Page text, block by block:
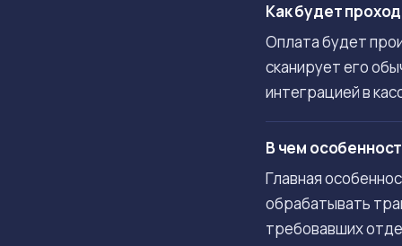
Как будет
Оплата будет
сканирует его
интеграцией в
В чем
Главная
обрабатывать
требовавших